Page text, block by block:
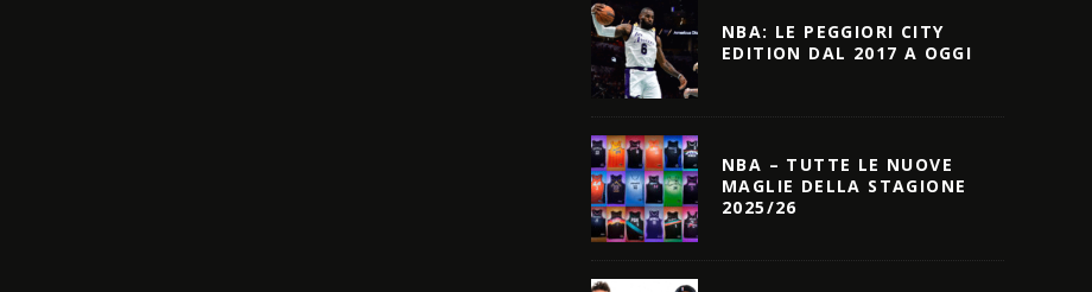
NBA: LE PEGGIORI CITY
EDITION DAL 2017 A OGGI
NBA – TUTTE LE NUOVE
MAGLIE DELLA STAGIONE
2025/26